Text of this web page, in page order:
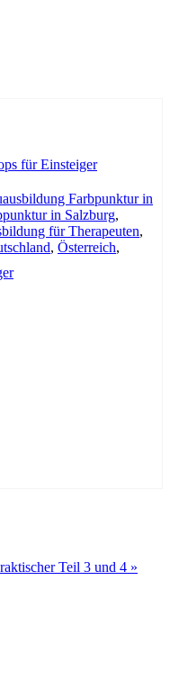
für Einsteiger
Farbpunktur in
in Salzburg,
für Therapeuten,
, Österreich,
Teil 3 und 4 »